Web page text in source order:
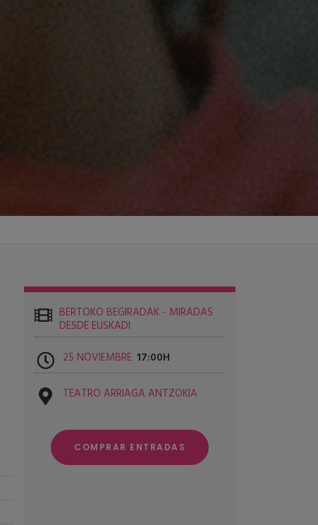
BERTOKO BEGIRADAK - MIRADAS
DESDE EUSKADI
25 NOVIEMBRE 17:00
TEATRO ARRIAGA ANTZOKIA
COMPRAR ENTRADAS